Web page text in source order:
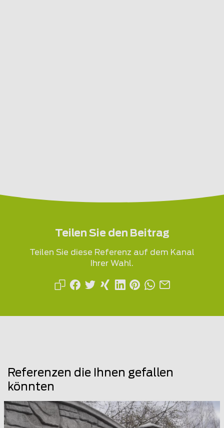
Teilen Sie den Beitrag
Teilen Sie diese Referenz auf dem Kanal
Ihrer Wahl.
Referenzen die Ihnen gefallen
könnten